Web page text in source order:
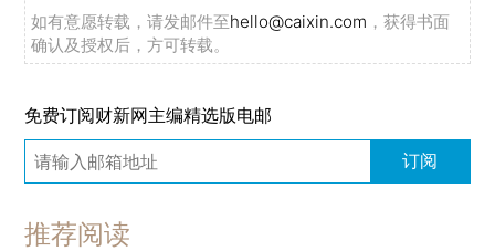
如有意愿转载，请发邮件至hello@caixin.com ，获得书面
确认及授权后，方可转载。
免费订阅财新网主编精选版电邮
订阅
推荐阅读